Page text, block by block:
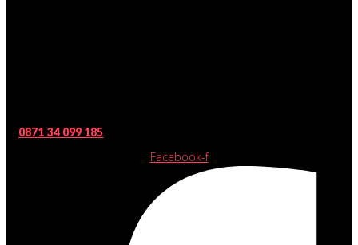
0871 34 099 185
Facebook-f